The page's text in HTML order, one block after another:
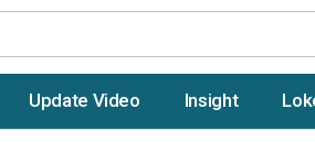
Update Video Insight